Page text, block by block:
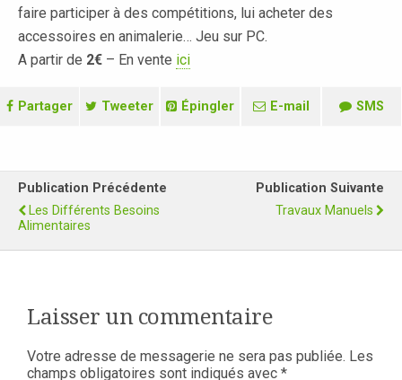
faire participer à des compétitions, lui acheter des
accessoires en animalerie… Jeu sur PC.
A partir de 2€ – En vente ici
Partager Tweeter Épingler E-mail SMS
Publication Précédente
Les Différents Besoins
Alimentaires
Publication Suivante
Travaux Manuels
Laisser un commentaire
Votre adresse de messagerie ne sera pas publiée. Les
champs obligatoires sont indiqués avec *